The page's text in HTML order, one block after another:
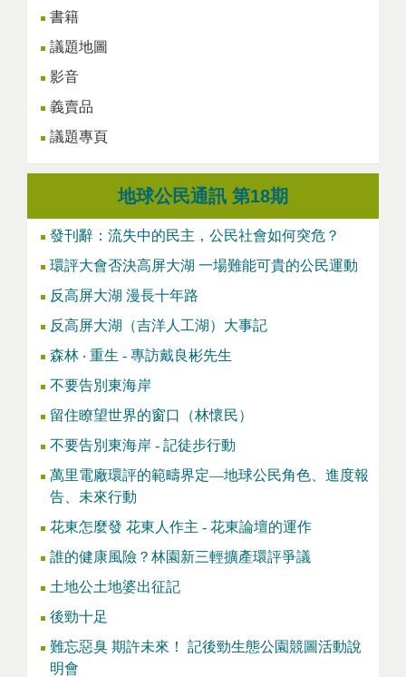
書籍
議題地圖
影音
義賣品
議題專頁
地球公民通訊 第18期
發刊辭：流失中的民主，公民社會如何突危？
環評大會否決高屏大湖 一場難能可貴的公民運動
反高屏大湖 漫長十年路
反高屏大湖（吉洋人工湖）大事記
森林 ‧ 重生 - 專訪戴良彬先生
不要告別東海岸
留住瞭望世界的窗口（林懷民）
不要告別東海岸 - 記徒步行動
萬里電廠環評的範疇界定—地球公民角色、進度報
告、未來行動
花東怎麼發 花東人作主 - 花東論壇的運作
誰的健康風險？林園新三輕擴產環評爭議
土地公土地婆出征記
後勁十足
難忘惡臭 期許未來！ 記後勁生態公園競圖活動說
明會